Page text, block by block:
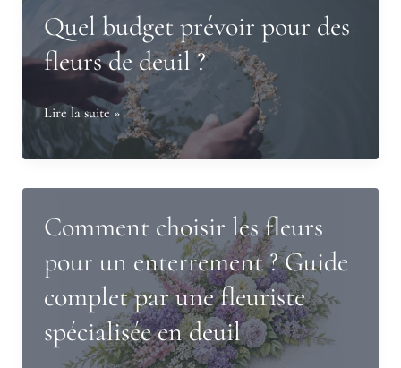
Floral
Design
et
événements
de
de
deuil
étaient
créatives
que
mariage
Quel budget prévoir pour des
fleurs de deuil ?
Quel
budget
prévoir
pour
des
fleurs
de
deuil
Lire la suite »
Comment choisir les fleurs
pour un enterrement ? Guide
complet par une fleuriste
spécialisée en deuil